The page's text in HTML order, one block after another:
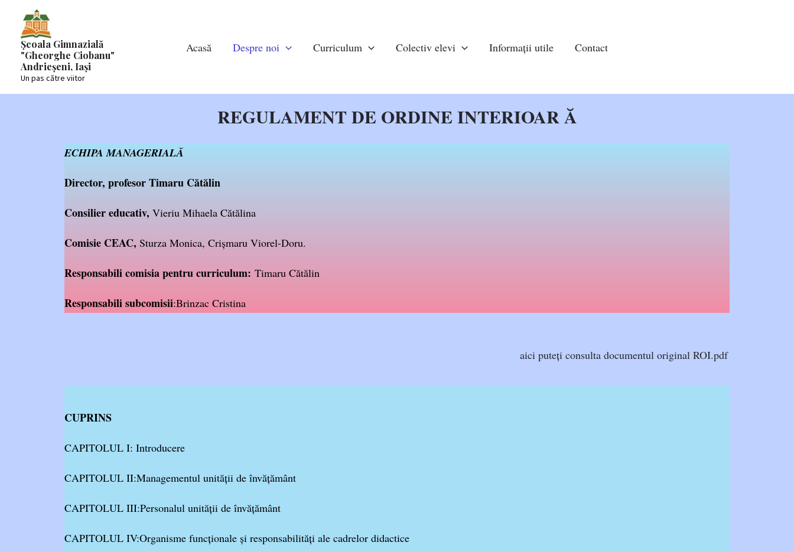
contentȘcoala Gimnazială
"Gheorghe Ciobanu"
Andrieșeni, Iași
Un pas către viitor
Acasă Despre noi Curriculum Colectiv elevi Informații utile Contact
REGULAMENT DE ORDINE INTERIOAR Ă
ECHIPA MANAGERIALĂ
Director, profesor Timaru Cătălin
Consilier educativ, Vieriu Mihaela Cătălina
Comisie CEAC, Sturza Monica, Crișmaru Viorel-Doru.
Responsabili comisia pentru curriculum: Timaru Cătălin
Responsabili subcomisii:Brinzac Cristina
aici puteți consulta documentul original ROI.pdf
CUPRINS
CAPITOLUL I: Introducere
CAPITOLUL II:Managementul unității de învățământ
CAPITOLUL III:Personalul unității de învățământ
CAPITOLUL IV:Organisme funcționale și responsabilități ale cadrelor didactice